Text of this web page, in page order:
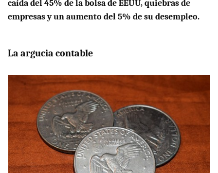
caída del 45% de la bolsa de EEUU, quiebras de
empresas y un aumento del 5% de su desempleo.
La argucia contable